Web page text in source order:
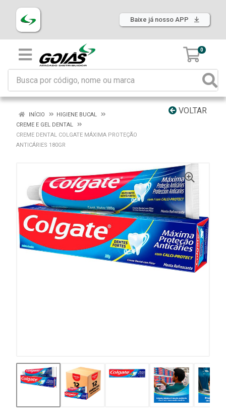
Baixe já nosso APP
0
VOLTAR
INÍCIO
HIGIENE BUCAL
CREME E GEL DENTAL
CREME DENTAL COLGATE MÁXIMA PROTEÇÃO
ANTICÁRIES 180GR